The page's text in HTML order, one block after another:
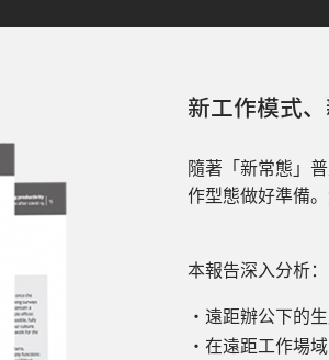
新工作模式
隨著「新常態」
作型態做好準備
本報告深入分析：
・ 遠距辦公下的
・ 在遠距工作場